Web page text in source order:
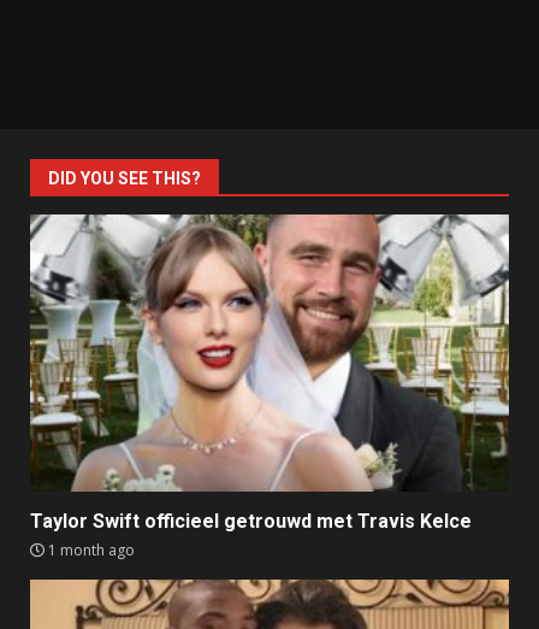
DID YOU SEE THIS?
Taylor Swift officieel getrouwd met Travis Kelce
1 month ago